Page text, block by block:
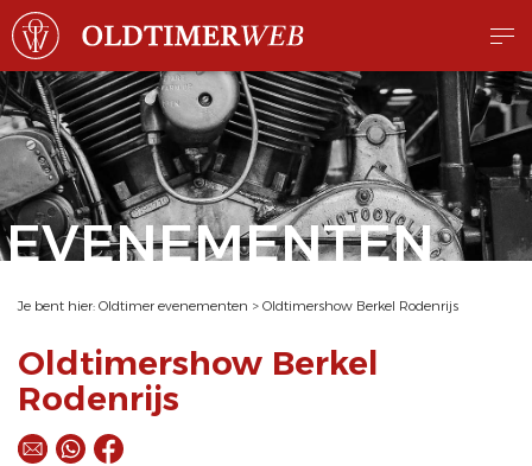
EVENEMENTEN
Je bent hier: Oldtimer evenementen > Oldtimershow Berkel Rodenrijs
Oldtimershow Berkel
Rodenrijs